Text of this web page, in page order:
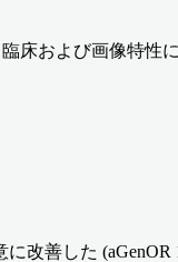
床および画像特性
善した